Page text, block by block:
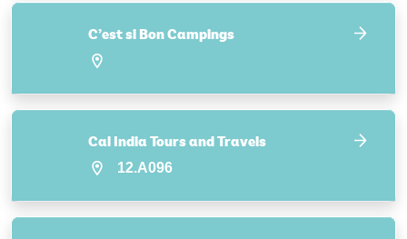
C’est si Bon Campings
Cal India Tours and Travels
12.A096